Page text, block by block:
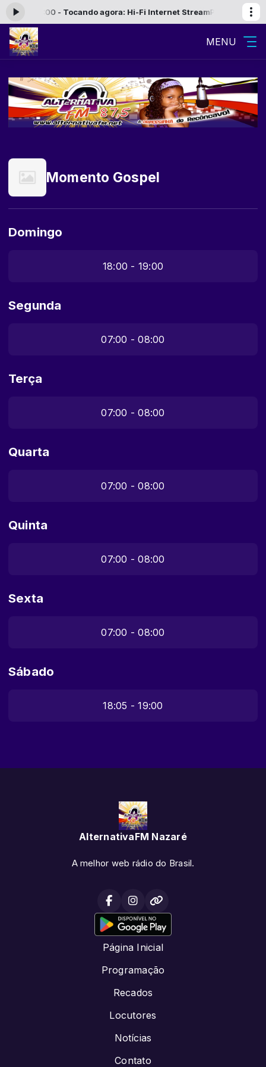
às 13:00 - Tocando agora: Hi-Fi Internet StreamParadão
MENU
Momento Gospel
Domingo
18:00 - 19:00
Segunda
07:00 - 08:00
Terça
07:00 - 08:00
Quarta
07:00 - 08:00
Quinta
07:00 - 08:00
Sexta
07:00 - 08:00
Sábado
18:05 - 19:00
AlternativaFM Nazaré
A melhor web rádio do Brasil.
Página Inicial
Programação
Recados
Locutores
Notícias
Contato